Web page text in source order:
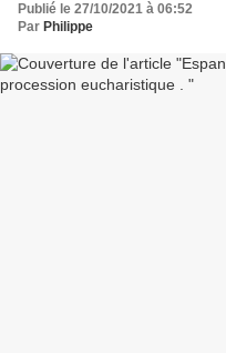
Publié le 27/10/2021 à 06:52
Par Philippe